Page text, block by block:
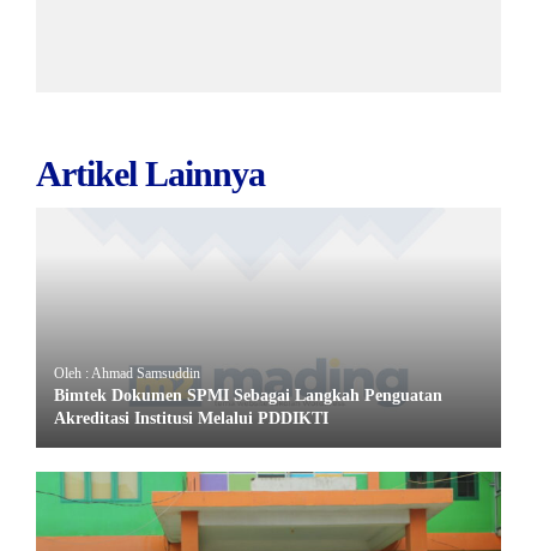
Artikel Lainnya
Oleh : Ahmad Samsuddin
Bimtek Dokumen SPMI Sebagai Langkah Penguatan
Akreditasi Institusi Melalui PDDIKTI